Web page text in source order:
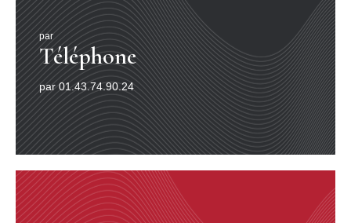
par
Téléphone
par 01.43.74.90.24